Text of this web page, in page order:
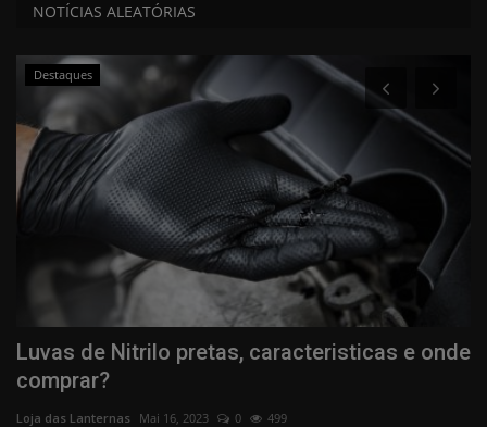
NOTÍCIAS ALEATÓRIAS
Destaques
Luvas de Nitrilo pretas, caracteristicas e onde
comprar?
Loja das Lanternas Mai 16, 2023 0 499